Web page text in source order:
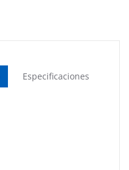
Especificaciones